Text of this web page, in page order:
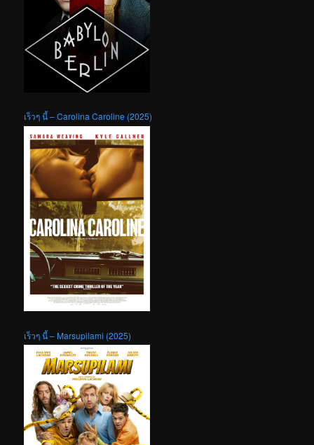
เร็วๆ นี้ – Carolina Caroline (2025)
เร็วๆ นี้ – Marsupilami (2025)